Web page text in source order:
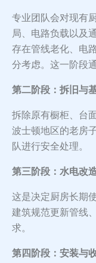
专业团队会对现有
局、电路负载以及
存在管线老化、电
分考虑。这一阶段
第二阶段：拆旧与
拆除原有橱柜、台
波士顿地区的老房
队进行安全处理。
第三阶段：水电改
这是决定厨房长期
建筑规范更新管线
求。
第四阶段：安装与